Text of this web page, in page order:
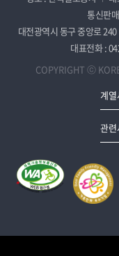
통신판
대전광역시 동구 중앙로 240
대표전화 :
COPYRIGHT ⓒ
계
관련